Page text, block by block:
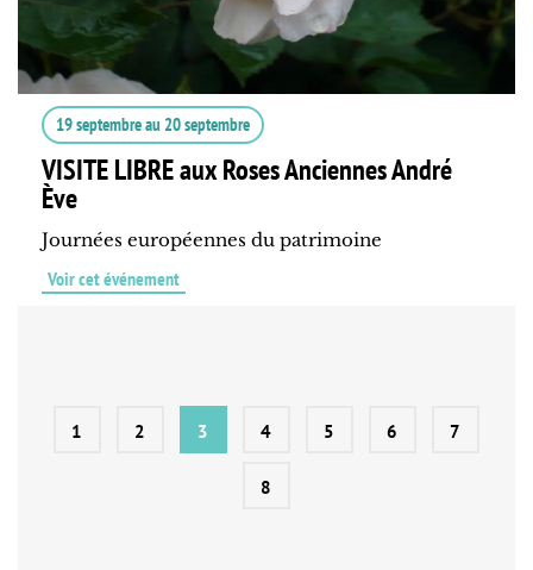
19 septembreau 20 septembre
VISITE LIBRE aux Roses Anciennes André
Ève
Journées européennes du patrimoine
Voir cet événement
1 2 3 4 5 6 7
8